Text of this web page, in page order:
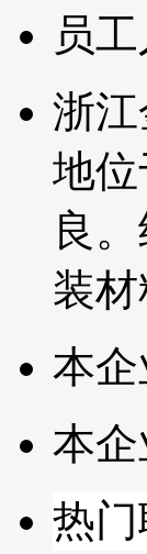
员
浙
地
良
装
本
本
热